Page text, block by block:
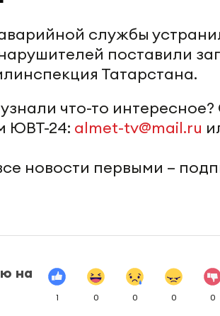
службы
поставили
Татарстана.
что-то
ЮВТ-24: almet-tv@mail.ru
новости первыми –
на
1 0 0 0 0